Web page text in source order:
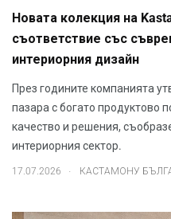
Новата колекция на
съответствие със
интериорния дизайн
През годините компанията
пазара с богато продуктово
качество и решения,
интериорния сектор.
17.07.2026 . КАСТАМОНУ